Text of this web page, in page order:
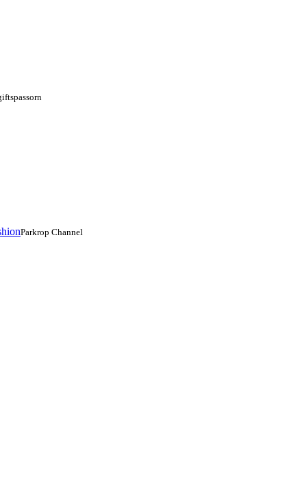
Parkrop Channel